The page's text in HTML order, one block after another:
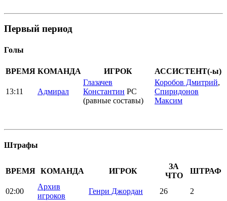
Первый период
Голы
ВРЕМЯ КОМАНДА ИГРОК АССИСТЕНТ(-ы)
13:11 Адмирал
Глазачев
Константин РС
(равные составы)
Коробов Дмитрий,
Спиридонов
Максим
Штрафы
ВРЕМЯ КОМАНДА ИГРОК
ЗА
ЧТО
ШТРАФ
02:00
Архив
игроков
Генри Джордан 26 2